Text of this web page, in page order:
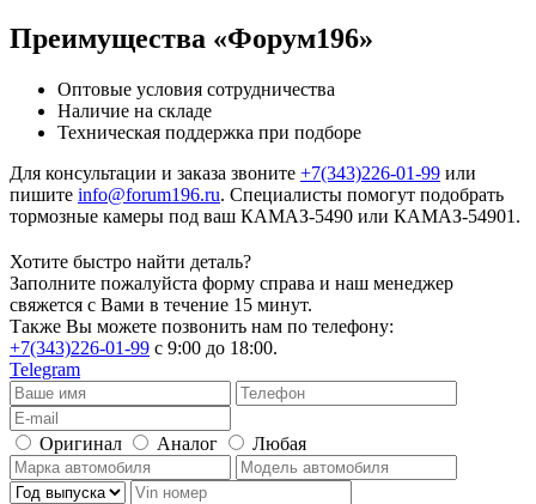
Преимущества «Форум196»
Оптовые условия сотрудничества
Наличие на складе
Техническая поддержка при подборе
Для консультации и заказа звоните +7(343)226-01-99 или
пишите info@forum196.ru. Специалисты помогут подобрать
тормозные камеры под ваш КАМАЗ-5490 или КАМАЗ-54901.
Хотите быстро найти деталь?
Заполните пожалуйста форму справа и наш менеджер
свяжется с Вами в течение 15 минут.
Также Вы можете позвонить нам по телефону:
+7(343)226-01-99 с 9:00 до 18:00.
Telegram
Оригинал Аналог Любая